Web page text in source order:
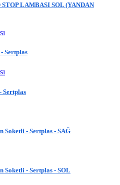
LAMBASI SOL (YANDAN
Sertplas
Sertplas
Soketli - Sertplas - SAĞ
Soketli - Sertplas - SOL